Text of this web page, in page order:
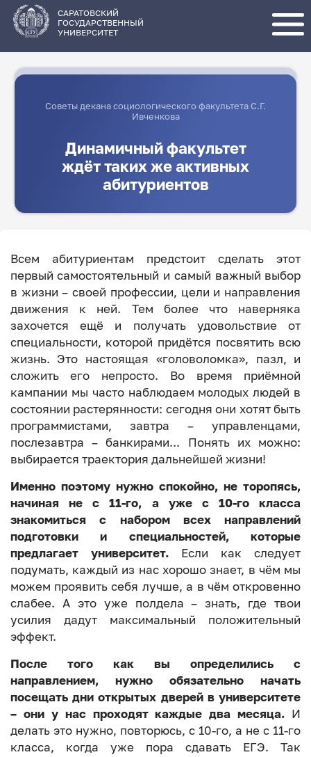
основному
содержанию
САРАТОВСКИЙ
ГОСУДАРСТВЕННЫЙ
УНИВЕРСИТЕТ
Советы декана социологического факультета С.Г.
Ивченкова
Динамичный факультет
ждёт таких же активных
абитуриентов
Всем абитуриентам предстоит сделать этот
первый самостоятельный и самый важный выбор
в жизни – своей профессии, цели и направления
движения к ней. Тем более что наверняка
захочется ещё и получать удовольствие от
специальности, которой придётся посвятить всю
жизнь. Это настоящая «головоломка», пазл, и
сложить его непросто. Во время приёмной
кампании мы часто наблюдаем молодых людей в
состоянии растерянности: сегодня они хотят быть
программистами, завтра – управленцами,
послезавтра – банкирами... Понять их можно:
выбирается траектория дальнейшей жизни!
Именно поэтому нужно спокойно, не торопясь,
начиная не с 11-го, а уже с 10-го класса
знакомиться с набором всех направлений
подготовки и специальностей, которые
предлагает университет.Если как следует
подумать, каждый из нас хорошо знает, в чём мы
можем проявить себя лучше, а в чём откровенно
слабее. А это уже полдела – знать, где твои
усилия дадут максимальный положительный
эффект.
После того как вы определились с
направлением, нужно обязательно начать
посещать дни открытых дверей в университете
– они у нас проходят каждые два месяца. И
делать это нужно, повторюсь, с 10-го, а не с 11-го
класса, когда уже пора сдавать ЕГЭ. Так